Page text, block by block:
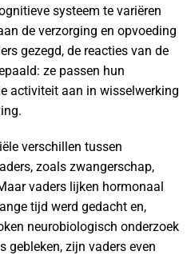
systeem te variëren
de verzorging en opvoeding
gezegd, de reacties van de
ze passen hun
activiteit aan in wisselwerking
verschillen tussen
zoals zwangerschap,
vaders lijken hormonaal
tijd werd gedacht en,
neurobiologisch onderzoek
gebleken, zijn vaders even